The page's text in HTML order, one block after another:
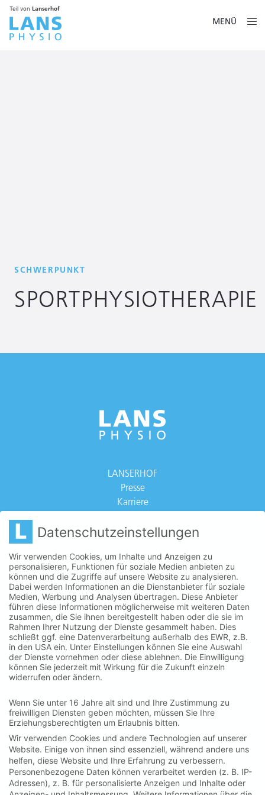
Teil von Lanserhof
MENÜ
SCHWERPUNKT
SPORTPHYSIOTHERAPIE
LANSERHOF
Presse
Karriere
Datenschutzerklärung
Datenschutzeinstellungen
Barrierefreiheit
NEWSLETTER-ANMELDUNG
Datenschutzeinstellungen
Wir verwenden Cookies, um Inhalte und Anzeigen zu
personalisieren, Funktionen für soziale Medien anbieten zu
können und die Zugriffe auf unsere Website zu analysieren.
Dabei werden Informationen an die Dienstanbieter für soziale
Medien, Werbung und Analysen übertragen. Diese Anbieter
führen diese Informationen möglicherweise mit weiteren Daten
zusammen, die Sie ihnen bereitgestellt haben oder die sie im
Rahmen Ihrer Nutzung der Dienste gesammelt haben. Dies
schließt ggf. eine Datenverarbeitung außerhalb des EWR, z.B.
in den USA ein. Unter Einstellungen können Sie eine Auswahl
der Dienste vornehmen oder diese ablehnen. Die Einwilligung
können Sie jederzeit mit Wirkung für die Zukunft einzeln
widerrufen oder ändern.
Wenn Sie unter 16 Jahre alt sind und Ihre Zustimmung zu
freiwilligen Diensten geben möchten, müssen Sie Ihre
Erziehungsberechtigten um Erlaubnis bitten.
Wir verwenden Cookies und andere Technologien auf unserer
Website. Einige von ihnen sind essenziell, während andere uns
helfen, diese Website und Ihre Erfahrung zu verbessern.
Personenbezogene Daten können verarbeitet werden (z. B. IP-
Adressen), z. B. für personalisierte Anzeigen und Inhalte oder